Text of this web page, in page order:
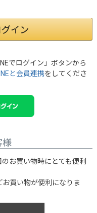
でログイン」ボタンから
と会員連携をしてくださ
様
お買い物時にとても便利
買い物が便利になりま